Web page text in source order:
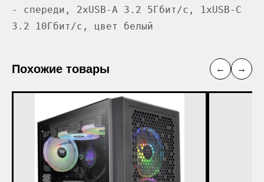
- спереди, 2xUSB-A 3.2 5Гбит/с, 1xUSB-C
3.2 10Гбит/с, цвет белый
Похожие товары ← →